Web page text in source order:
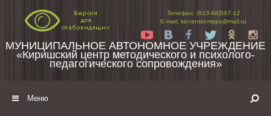
Телефон: (813-68)587-12
E-mail: kir.center.mpps@mail.ru
Yt
Tw
МУНИЦИПАЛЬНОЕ АВТОНОМНОЕ УЧРЕЖДЕНИЕ
«Киришский центр методического и психолого-
педагогического сопровождения»
Меню